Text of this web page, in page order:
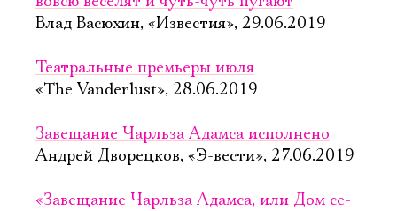
Влад Васюхин, «Известия», 29.06.2019
Театральные премьеры июля
«The Vanderlust», 28.06.2019
Завещание Чарльза Адамса исполнено
Андрей Дворецков, «Э-вести», 27.06.2019
«Завещание Чарль­за Адам­са, или Дом се­